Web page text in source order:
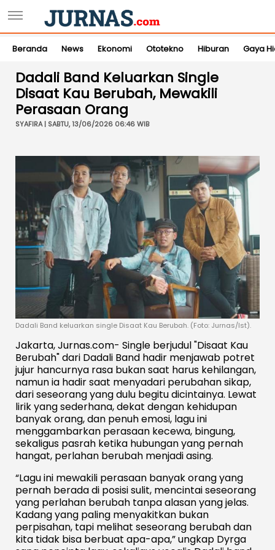
Beranda News Ekonomi Ototekno Hiburan Gaya
Dadali Band Keluarkan Single
Disaat Kau Berubah, Mewakili
Perasaan Orang
SYAFIRA | SABTU, 13/06/2026 06:46 WIB
Dadali Band keluarkan single Disaat Kau Berubah. (Foto: Jurnas/Ist).
Jakarta, Jurnas.com- Single berjudul "Disaat Kau
Berubah" dari Dadali Band hadir menjawab potret
jujur hancurnya rasa bukan saat harus kehilangan,
namun ia hadir saat menyadari perubahan sikap,
dari seseorang yang dulu begitu dicintainya. Lewat
lirik yang sederhana, dekat dengan kehidupan
banyak orang, dan penuh emosi, lagu ini
menggambarkan perasaan kecewa, bingung,
sekaligus pasrah ketika hubungan yang pernah
hangat, perlahan berubah menjadi asing.
“Lagu ini mewakili perasaan banyak orang yang
pernah berada di posisi sulit, mencintai seseorang
yang perlahan berubah tanpa alasan yang jelas.
Kadang yang paling menyakitkan bukan
perpisahan, tapi melihat seseorang berubah dan
kita tidak bisa berbuat apa-apa,” ungkap Dyrga